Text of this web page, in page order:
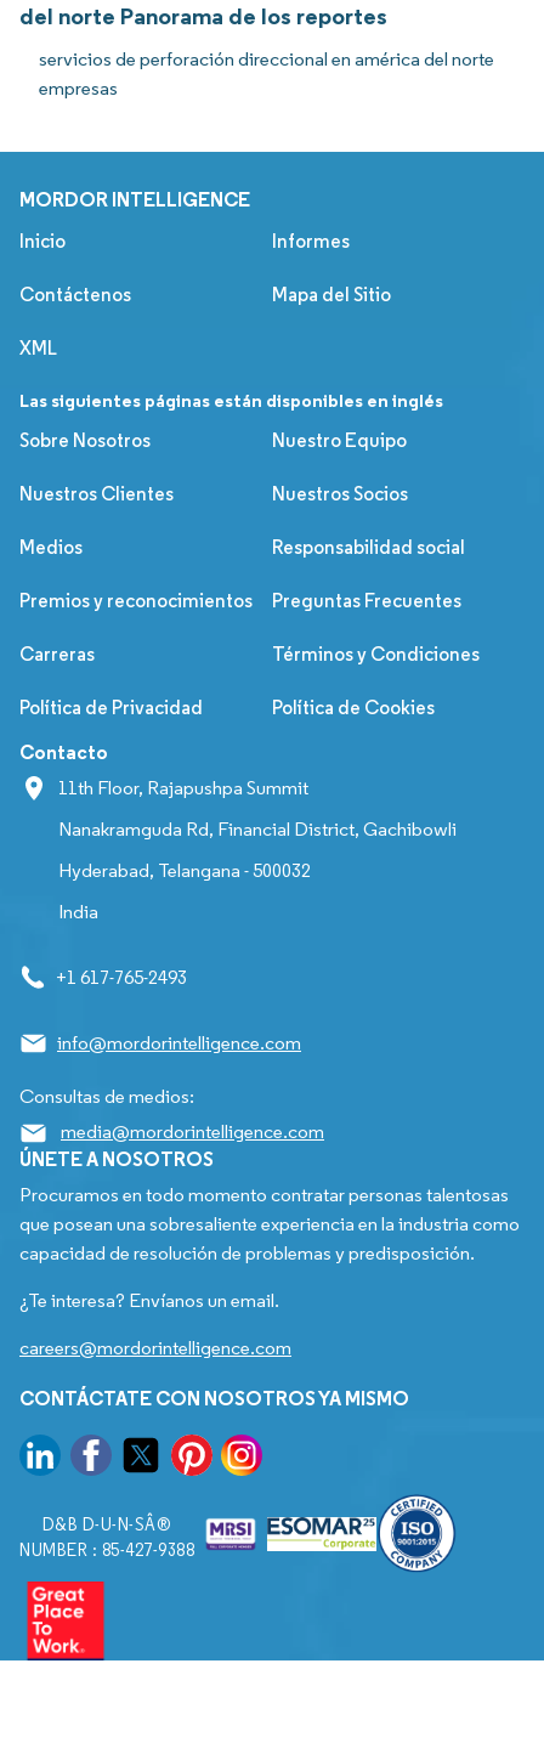
del norte Panorama de los reportes
servicios de perforación direccional en américa del norte
empresas
MORDOR INTELLIGENCE
Inicio Informes
Contáctenos Mapa del Sitio
XML
Las siguientes páginas están disponibles en inglés
Sobre Nosotros
Nuestro Equipo
Nuestros Clientes Nuestros Socios
Medios Responsabilidad social
Premios y reconocimientos Preguntas Frecuentes
Carreras Términos y Condiciones
Política de Privacidad Política de Cookies
Contacto
11th Floor, Rajapushpa Summit
Nanakramguda Rd, Financial District, Gachibowli
Hyderabad, Telangana - 500032
India
+1 617-765-2493
info@mordorintelligence.com
Consultas de medios:
media@mordorintelligence.com
ÚNETE A NOSOTROS
Procuramos en todo momento contratar personas talentosas
que posean una sobresaliente experiencia en la industria como
capacidad de resolución de problemas y predisposición.
¿Te interesa? Envíanos un email.
careers@mordorintelligence.com
CONTÁCTATE CON NOSOTROS YA MISMO
D&B D-U-N-SÂ®
NUMBER : 85-427-9388